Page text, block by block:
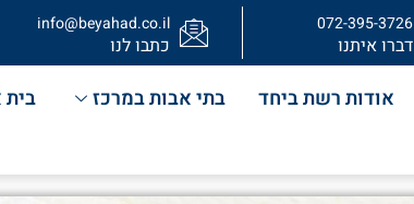
072-395-3726
דברו איתנו
info@beyahad.co.il
כתבו לנו
אודות רשת ביחד בתי אבות במרכז